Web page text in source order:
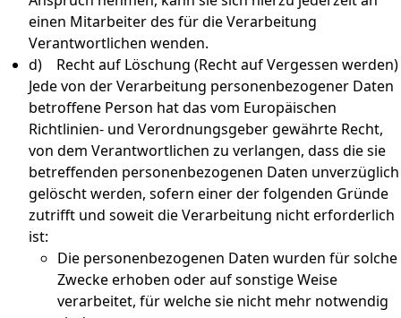
einen Mitarbeiter des für die Verarbeitung
Verantwortlichen wenden.
d) Recht auf Löschung (Recht auf Vergessen werden)
Jede von der Verarbeitung personenbezogener Daten
betroffene Person hat das vom Europäischen
Richtlinien- und Verordnungsgeber gewährte Recht,
von dem Verantwortlichen zu verlangen, dass die sie
betreffenden personenbezogenen Daten unverzüglich
gelöscht werden, sofern einer der folgenden Gründe
zutrifft und soweit die Verarbeitung nicht erforderlich
ist:
Die personenbezogenen Daten wurden für solche
Zwecke erhoben oder auf sonstige Weise
verarbeitet, für welche sie nicht mehr notwendig